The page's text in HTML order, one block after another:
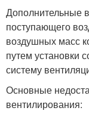
Дополнительные
поступающего
воздушных масс
путем установки
систему
Основные
вентилирования: